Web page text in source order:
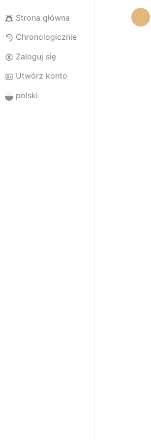
Strona główna
Chronologicznie
Zaloguj się
Utwórz konto
polski